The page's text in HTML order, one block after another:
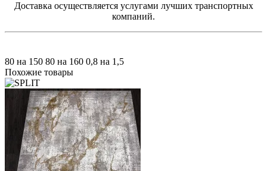
Доставка осуществляется услугами лучших транспортных
компаний.
80 на 150 80 на 160 0,8 на 1,5
Похожие товары